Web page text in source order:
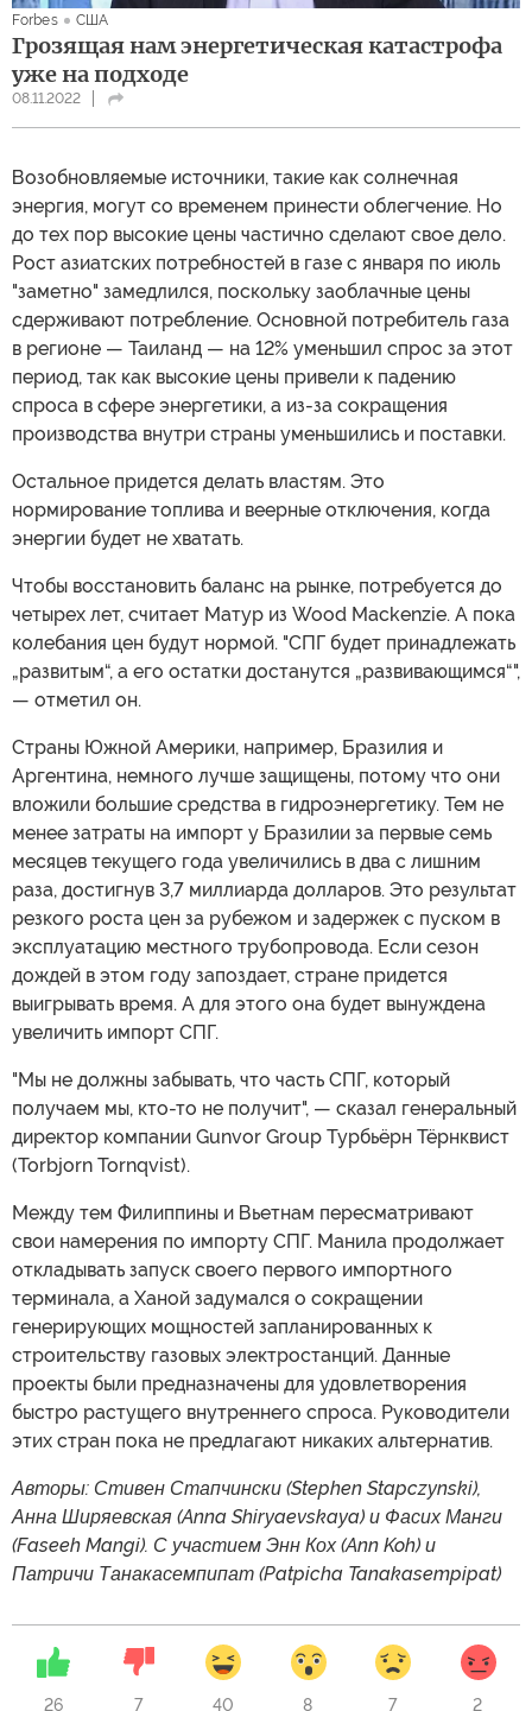
Forbes США
Грозящая нам энергетическая катастрофа
уже на подходе
08.11.2022
Возобновляемые источники, такие как солнечная
энергия, могут со временем принести облегчение. Но
до тех пор высокие цены частично сделают свое дело.
Рост азиатских потребностей в газе с января по июль
"заметно" замедлился, поскольку заоблачные цены
сдерживают потребление. Основной потребитель газа
в регионе — Таиланд — на 12% уменьшил спрос за этот
период, так как высокие цены привели к падению
спроса в сфере энергетики, а из-за сокращения
производства внутри страны уменьшились и поставки.
Остальное придется делать властям. Это
нормирование топлива и веерные отключения, когда
энергии будет не хватать.
Чтобы восстановить баланс на рынке, потребуется до
четырех лет, считает Матур из Wood Mackenzie. А пока
колебания цен будут нормой. "СПГ будет принадлежать
„развитым“, а его остатки достанутся „развивающимся“",
— отметил он.
Страны Южной Америки, например, Бразилия и
Аргентина, немного лучше защищены, потому что они
вложили большие средства в гидроэнергетику. Тем не
менее затраты на импорт у Бразилии за первые семь
месяцев текущего года увеличились в два с лишним
раза, достигнув 3,7 миллиарда долларов. Это результат
резкого роста цен за рубежом и задержек с пуском в
эксплуатацию местного трубопровода. Если сезон
дождей в этом году запоздает, стране придется
выигрывать время. А для этого она будет вынуждена
увеличить импорт СПГ.
"Мы не должны забывать, что часть СПГ, который
получаем мы, кто-то не получит", — сказал генеральный
директор компании Gunvor Group Турбьёрн Тёрнквист
(Torbjorn Tornqvist).
Между тем Филиппины и Вьетнам пересматривают
свои намерения по импорту СПГ. Манила продолжает
откладывать запуск своего первого импортного
терминала, а Ханой задумался о сокращении
генерирующих мощностей запланированных к
строительству газовых электростанций. Данные
проекты были предназначены для удовлетворения
быстро растущего внутреннего спроса. Руководители
этих стран пока не предлагают никаких альтернатив.
Авторы: Стивен Стапчински (Stephen Stapczynski),
Анна Ширяевская (Anna Shiryaevskaya) и Фасих Манги
(Faseeh Mangi). С участием Энн Кох (Ann Koh) и
Патричи Танакасемпипат (Patpicha Tanakasempipat)
26 7 40 8 7 2